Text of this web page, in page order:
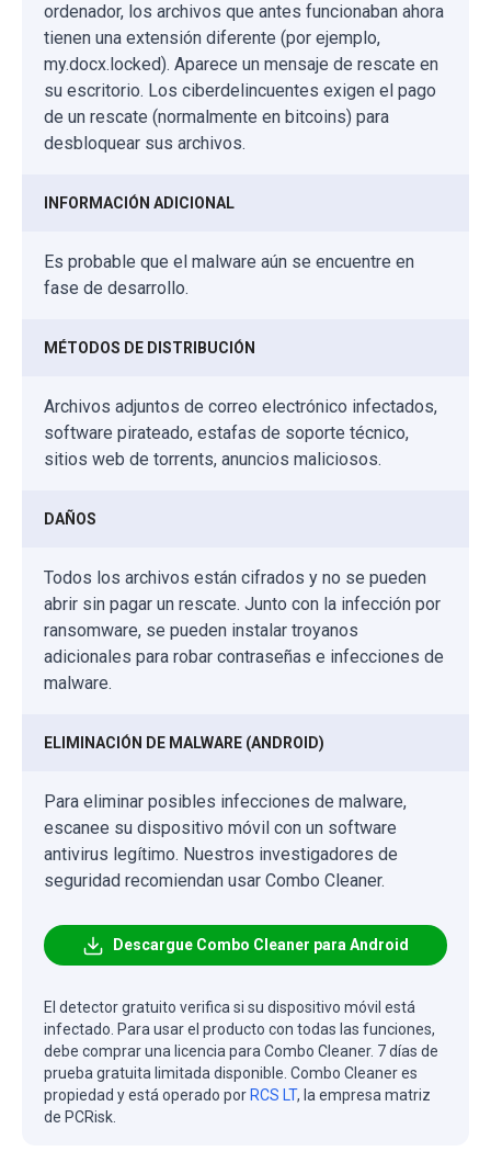
ordenador, los archivos que antes funcionaban ahora
tienen una extensión diferente (por ejemplo,
my.docx.locked). Aparece un mensaje de rescate en
su escritorio. Los ciberdelincuentes exigen el pago
de un rescate (normalmente en bitcoins) para
desbloquear sus archivos.
INFORMACIÓN ADICIONAL
Es probable que el malware aún se encuentre en
fase de desarrollo.
MÉTODOS DE DISTRIBUCIÓN
Archivos adjuntos de correo electrónico infectados,
software pirateado, estafas de soporte técnico,
sitios web de torrents, anuncios maliciosos.
DAÑOS
Todos los archivos están cifrados y no se pueden
abrir sin pagar un rescate. Junto con la infección por
ransomware, se pueden instalar troyanos
adicionales para robar contraseñas e infecciones de
malware.
ELIMINACIÓN DE MALWARE (ANDROID)
Para eliminar posibles infecciones de malware,
escanee su dispositivo móvil con un software
antivirus legítimo. Nuestros investigadores de
seguridad recomiendan usar Combo Cleaner.
Descargue Combo Cleaner para Android
El detector gratuito verifica si su dispositivo móvil está
infectado. Para usar el producto con todas las funciones,
debe comprar una licencia para Combo Cleaner. 7 días de
prueba gratuita limitada disponible. Combo Cleaner es
propiedad y está operado por RCS LT, la empresa matriz
de PCRisk.